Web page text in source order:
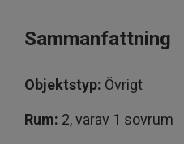
Sammanfattning
Objektstyp: Övrigt
Rum: 2, varav 1 sovrum